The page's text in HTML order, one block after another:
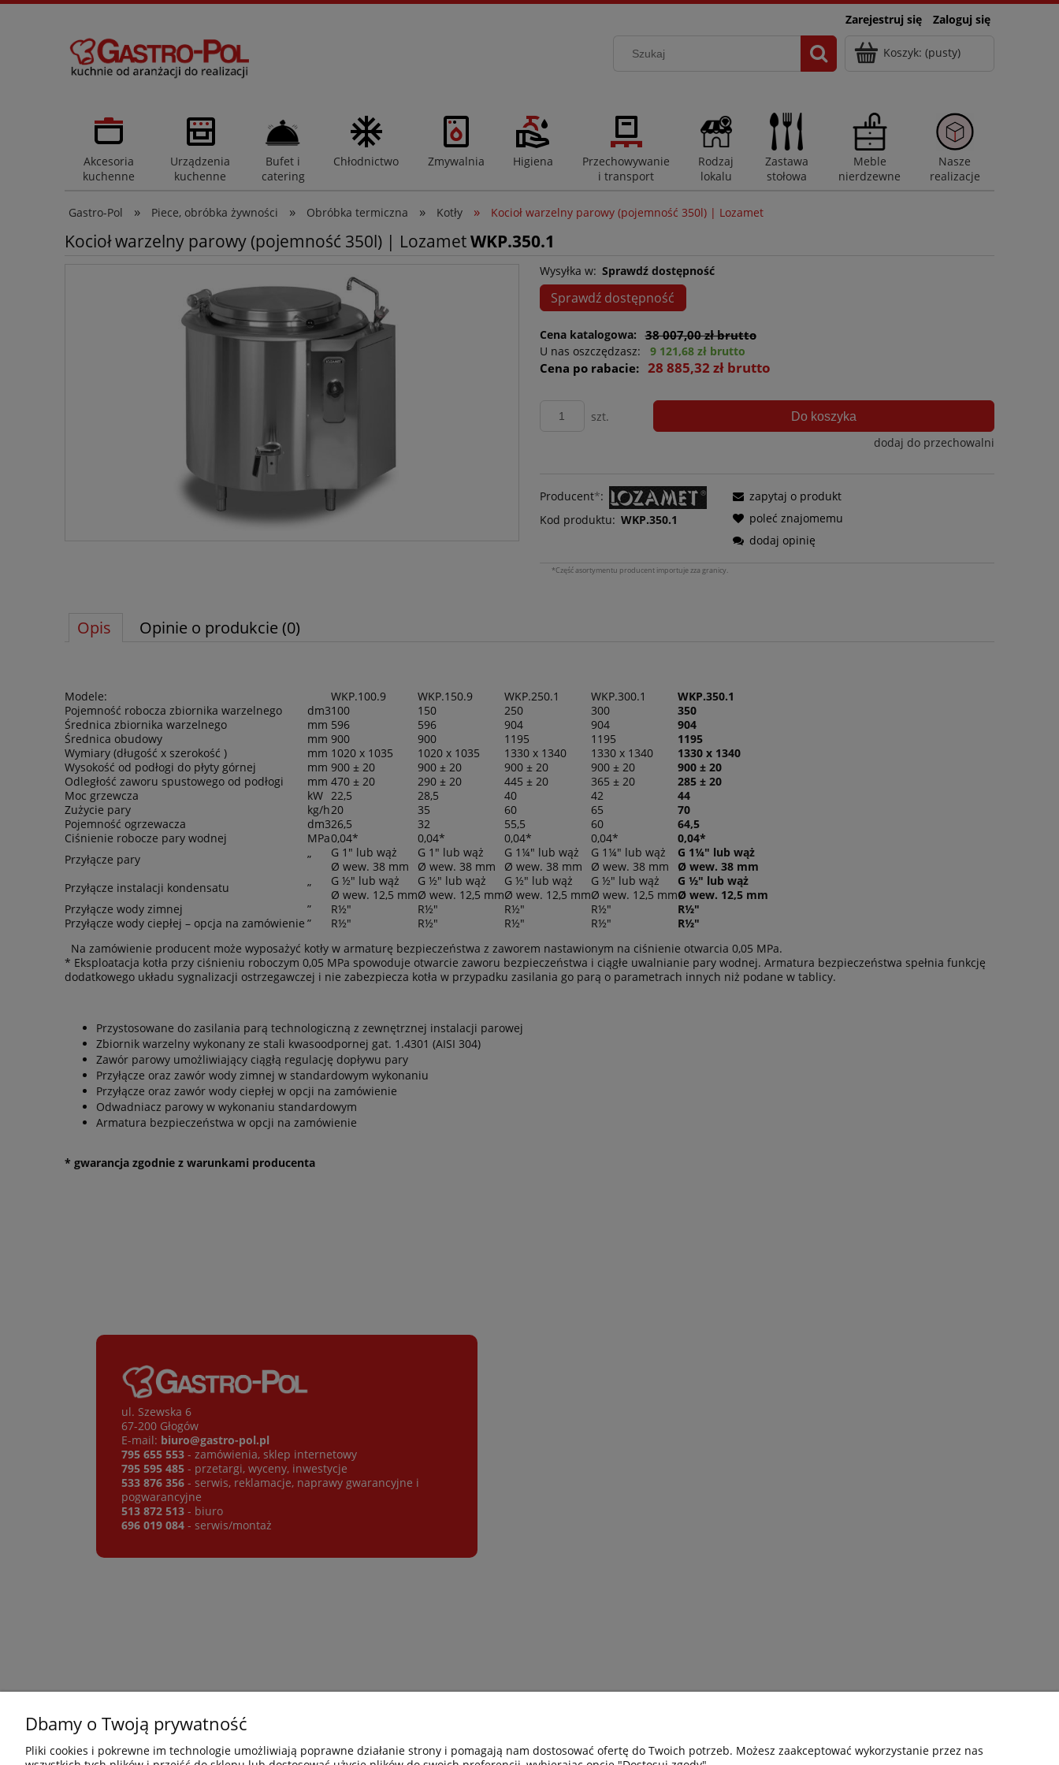
Zarejestruj się Zaloguj się
Koszyk: (pusty)
Akcesoria
kuchenne
Urządzenia
kuchenne
Bufet i
catering
Chłodnictwo Zmywalnia Higiena
Przechowywanie
i transport
Rodzaj
lokalu
Zastawa
stołowa
Meble
nierdzewne
Nasze
realizacje
Gastro-Pol » Piece, obróbka żywności » Obróbka termiczna » Kotły » Kocioł warzelny parowy (pojemność 350l) | Lozamet
Kocioł warzelny parowy (pojemność 350l) | LozametWKP.350.1
Wysyłka w: Sprawdź dostępność
Sprawdź dostępność
Cena katalogowa: 38 007,00 zł brutto
U nas oszczędzasz: 9 121,68 zł brutto
Cena po rabacie: 28 885,32 zł brutto
szt. Do koszyka
dodaj do przechowalni
Producent*:
Kod produktu: WKP.350.1
zapytaj o produkt
poleć znajomemu
dodaj opinię
*Część asortymentu producent importuje zza granicy.
Opis Opinie o produkcie (0)
Modele: WKP.100.9 WKP.150.9 WKP.250.1 WKP.300.1
WKP.350.1
Pojemność robocza zbiornika warzelnego dm3100 150 250 300
350
Średnica zbiornika warzelnego
mm 596 596 904 904
904
Średnica obudowy
mm 900 900 1195 1195
1195
Wymiary (długość x szerokość )
mm 1020 x 1035 1020 x 1035 1330 x 1340 1330 x 1340
1330 x 1340
Wysokość od podłogi do płyty górnej
mm 900 ± 20 900 ± 20 900 ± 20 900 ± 20
900 ± 20
Odległość zaworu spustowego od podłogi
mm 470 ± 20 290 ± 20 445 ± 20 365 ± 20
285 ± 20
Moc grzewcza
kW 22,5 28,5 40 42
44
Zużycie pary
kg/h20 35 60 65
70
Pojemność ogrzewacza
dm326,5 32 55,5 60
64,5
Ciśnienie robocze pary wodnej
MPa0,04* 0,04* 0,04* 0,04*
0,04*
Przyłącze pary
”
G 1" lub wąż
Ø wew. 38 mm
G 1" lub wąż
Ø wew. 38 mm
G 1¼" lub wąż
Ø wew. 38 mm
G 1¼" lub wąż
Ø wew. 38 mm
G 1¼" lub wąż
Ø wew. 38 mm
Przyłącze instalacji kondensatu
”
G ½" lub wąż
Ø wew. 12,5 mm
G ½" lub wąż
Ø wew. 12,5 mm
G ½" lub wąż
Ø wew. 12,5 mm
G ½" lub wąż
Ø wew. 12,5 mm
G ½" lub wąż
Ø wew. 12,5 mm
Przyłącze wody zimnej
” R½" R½" R½" R½"
R½"
Przyłącze wody ciepłej – opcja na zamówienie ” R½" R½" R½" R½"
R½"
Na zamówienie producent może wyposażyć kotły w armaturę bezpieczeństwa z zaworem nastawionym na ciśnienie otwarcia 0,05 MPa.
* Eksploatacja kotła przy ciśnieniu roboczym 0,05 MPa spowoduje otwarcie zaworu bezpieczeństwa i ciągłe uwalnianie pary wodnej. Armatura bezpieczeństwa spełnia funkcję
dodatkowego układu sygnalizacji ostrzegawczej i nie zabezpiecza kotła w przypadku zasilania go parą o parametrach innych niż podane w tablicy.
Przystosowane do zasilania parą technologiczną z zewnętrznej instalacji parowej
Zbiornik warzelny wykonany ze stali kwasoodpornej gat. 1.4301 (AISI 304)
Zawór parowy umożliwiający ciągłą regulację dopływu pary
Przyłącze oraz zawór wody zimnej w standardowym wykonaniu
Przyłącze oraz zawór wody ciepłej w opcji na zamówienie
Odwadniacz parowy w wykonaniu standardowym
Armatura bezpieczeństwa w opcji na zamówienie
* gwarancja zgodnie z warunkami producenta
ul. Szewska 6
67-200 Głogów
E-mail: biuro@gastro-pol.pl
795 655 553 - zamówienia, sklep internetowy
795 595 485 - przetargi, wyceny, inwestycje
533 876 356 - serwis, reklamacje, naprawy gwarancyjne i
pogwarancyjne
513 872 513 - biuro
696 019 084 - serwis/montaż
Dbamy o Twoją prywatność
Pliki cookies i pokrewne im technologie umożliwiają poprawne działanie strony i pomagają nam dostosować ofertę do Twoich potrzeb. Możesz zaakceptować wykorzystanie przez nas